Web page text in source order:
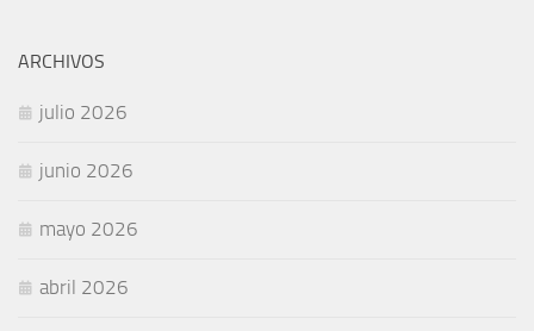
ARCHIVOS
julio 2026
junio 2026
mayo 2026
abril 2026